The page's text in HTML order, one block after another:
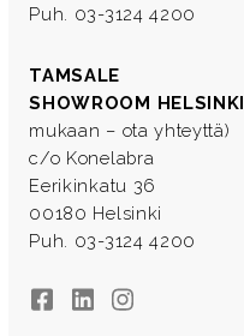
Puh. 03-3124 4200
TAMSALE
SHOWROOM HELSINKI
mukaan – ota yhteyttä)
c/o Konelabra
Eerikinkatu 36
00180 Helsinki
Puh. 03-3124 4200
FacebookLinkedInInstagram